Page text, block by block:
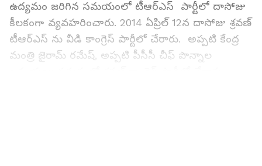
ఉద్యమం జరిగిన సమయంలో టీఆర్ఎస్ పార్టీలో దాసోజు
కీలకంగా వ్యవహరించారు. 2014 ఏప్రిల్ 12న దాసోజు శ్రవణ్
టీఆర్ఎస్ ను వీడి కాంగ్రెస్ పార్టీలో చేరారు. అప్పటి కేంద్ర
మంత్రి జైరామ్ రమేష్, అప్పటి పీసీసీ చీఫ్ పొన్నాల